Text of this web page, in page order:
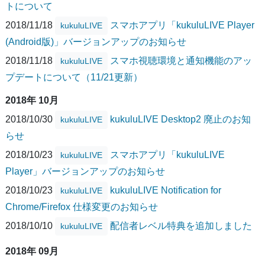
トについて
2018/11/18
kukuluLIVE
スマホアプリ「kukuluLIVE Player
(Android版)」バージョンアップのお知らせ
2018/11/18
kukuluLIVE
スマホ視聴環境と通知機能のアッ
プデートについて（11/21更新）
2018年 10月
2018/10/30
kukuluLIVE
kukuluLIVE Desktop2 廃止のお知
らせ
2018/10/23
kukuluLIVE
スマホアプリ「kukuluLIVE
Player」バージョンアップのお知らせ
2018/10/23
kukuluLIVE
kukuluLIVE Notification for
Chrome/Firefox 仕様変更のお知らせ
2018/10/10
kukuluLIVE 配信者レベル特典を追加しました
2018年 09月